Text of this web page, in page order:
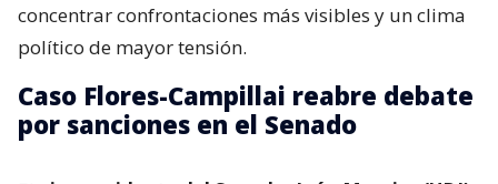
concentrar confrontaciones más visibles y un clima
político de mayor tensión.
Caso Flores-Campillai reabre debate
por sanciones en el Senado